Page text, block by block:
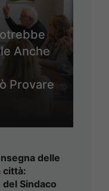
Anche
Provare
delle
città:
Sindaco